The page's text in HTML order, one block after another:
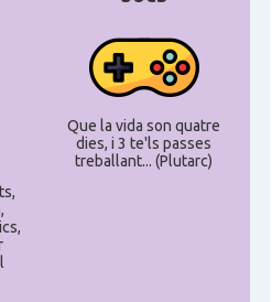
Que la vida son quatre
dies, i 3 te'ls passes
treballant... (Plutarc)